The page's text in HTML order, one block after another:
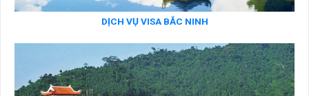
DỊCH VỤ VISA BẮC NINH